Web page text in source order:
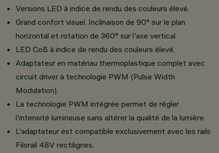
Versions LED à indice de rendu des couleurs élevé.
Grand confort visuel. Inclinaison de 90° sur le plan
horizontal et rotation de 360° sur l'axe vertical.
LED CoB à indice de rendu des couleurs élevé.
Adaptateur en matériau thermoplastique complet avec
circuit driver à technologie PWM (Pulse Width
Modulation).
La technologie PWM intégrée permet de régler
l'intensité lumineuse sans altérer la qualité de la lumière.
L'adaptateur est compatible exclusivement avec les rails
Filorail 48V rectilignes.